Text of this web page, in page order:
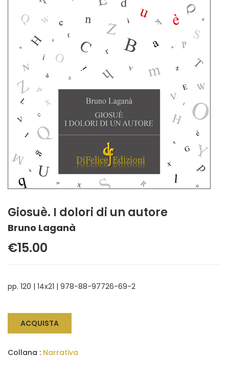
Giosuè. I dolori di un autore
Bruno Laganà
€15.00
pp. 120 | 14x21 | 978-88-97726-69-2
ACQUISTA
Collana : Narrativa